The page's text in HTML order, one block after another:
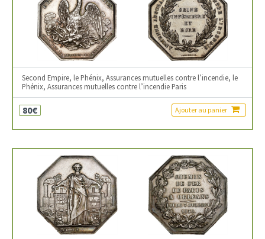
Second Empire, le Phénix, Assurances mutuelles contre l’incendie, le
Phénix, Assurances mutuelles contre l’incendie Paris
80€ Ajouter au panier